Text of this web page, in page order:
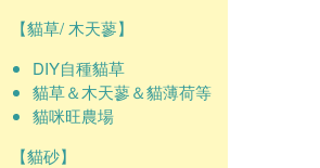
【貓草/ 木天蓼】
DIY自種貓草
貓草＆木天蓼＆貓薄荷等
貓咪旺農場
【貓砂】